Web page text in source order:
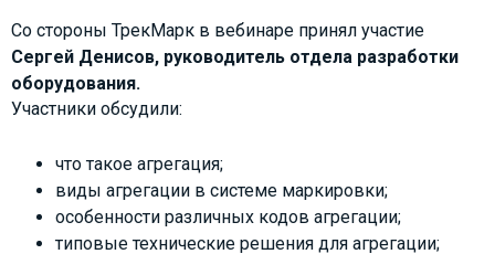
Со стороны ТрекМарк в вебинаре принял участие
Сергей Денисов, руководитель отдела разработки
оборудования.
Участники обсудили:
что такое агрегация;
виды агрегации в системе маркировки;
особенности различных кодов агрегации;
типовые технические решения для агрегации;